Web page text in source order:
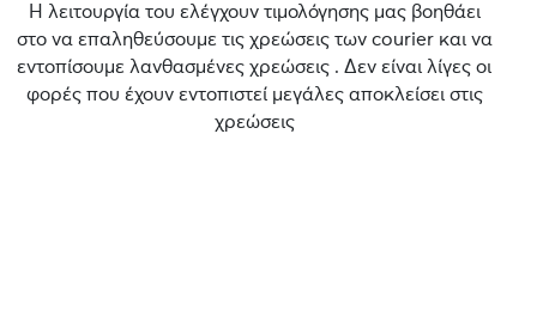
Η λειτουργία του ελέγχουν τιμολόγησης μας βοηθάει
στο να επαληθεύσουμε τις χρεώσεις των courier και να
εντοπίσουμε λανθασμένες χρεώσεις . Δεν είναι λίγες οι
φορές που έχουν εντοπιστεί μεγάλες αποκλείσει στις
χρεώσεις